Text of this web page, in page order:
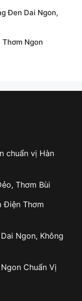
Đen Dai Ngon,
Ngon
chuẩn vị Hàn
Thơm Bùi
Điện Thơm
Ngon, Không
Chuẩn Vị